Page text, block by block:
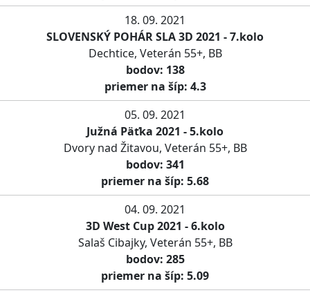
18. 09. 2021
SLOVENSKÝ POHÁR SLA 3D 2021 - 7.kolo
Dechtice, Veterán 55+, BB
bodov: 138
priemer na šíp: 4.3
05. 09. 2021
Južná Päťka 2021 - 5.kolo
Dvory nad Žitavou, Veterán 55+, BB
bodov: 341
priemer na šíp: 5.68
04. 09. 2021
3D West Cup 2021 - 6.kolo
Salaš Cibajky, Veterán 55+, BB
bodov: 285
priemer na šíp: 5.09